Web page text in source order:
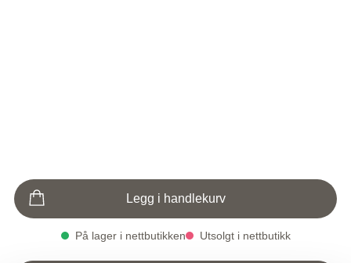
Legg i handlekurv
På lager i nettbutikken Utsolgt i nettbutikk